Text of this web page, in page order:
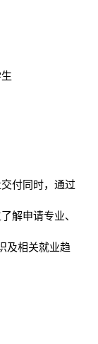
付同时，通过
解申请专业、
相关就业趋